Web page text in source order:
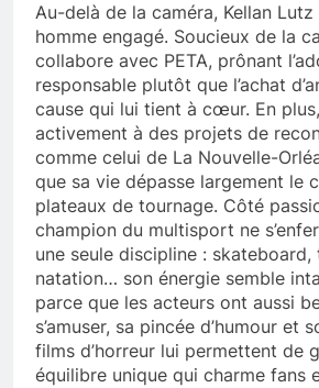
Au-delà de la caméra, Kellan Lutz
homme engagé. Soucieux de la
collabore avec PETA, prônant
responsable plutôt que l’achat
cause qui lui tient à cœur. En
activement à des projets de
comme celui de La Nouvelle-
que sa vie dépasse largement le
plateaux de tournage. Côté
champion du multisport ne
une seule discipline : skateboard,
natation… son énergie semble
parce que les acteurs ont aussi
s’amuser, sa pincée d’humour et
films d’horreur lui permettent de
équilibre unique qui charme fans